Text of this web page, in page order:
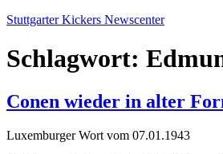
Zum
springen
Stuttgarter Kickers Newscenter
Schlagwort:
Conen wieder in alter
Luxemburger Wort vom 07.01.1943